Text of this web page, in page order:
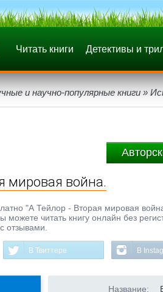
Читать книги Детективы и
и научно-популярные книги »
мировая война.
"А Тейлор - Вторая мировая
читать книгу онлайн без
отзывами.
В Твиттере В
Название: